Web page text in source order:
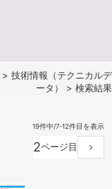
> 技術情報（テクニカルデ
ータ）
> 検索結果
19件中/7-12件目を表示
2